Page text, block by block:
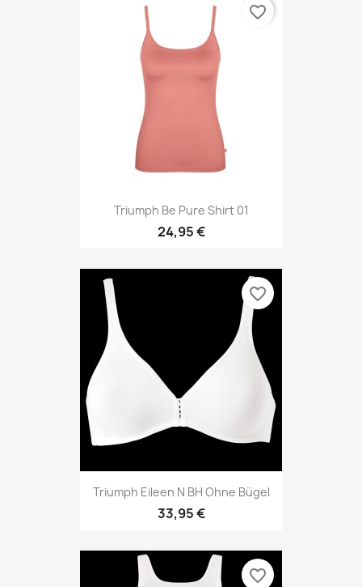
Triumph Be Pure Shirt 01
24,95 €
favorite_border
Triumph Eileen N BH Ohne Bügel
33,95 €
favorite_border
favorite_border